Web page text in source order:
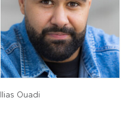
Ilias Ouadi